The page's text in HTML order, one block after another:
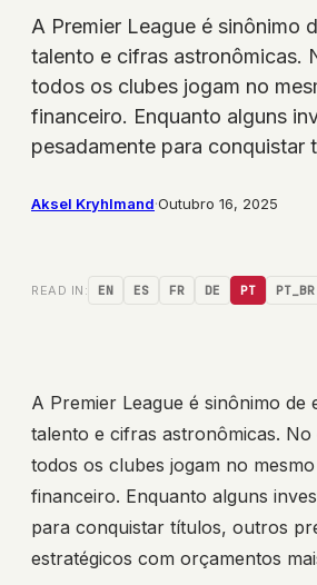
A Premier League é sinônimo
talento e cifras astronômicas.
todos os clubes jogam no
financeiro. Enquanto alguns
pesadamente para conquistar
Aksel Kryhlmand·Outubro 16, 2025
READ IN: EN ES FR DE PT PT_BR
A Premier League é sinônimo de
talento e cifras astronômicas.
todos os clubes jogam no
financeiro. Enquanto alguns
para conquistar títulos, outros
estratégicos com orçamentos